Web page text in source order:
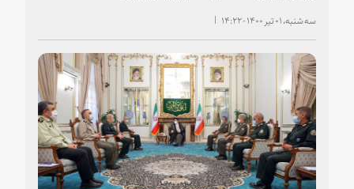
سه شنبه، ۰۱ تیر ۱۴۰۰ - ۱۴:۲۲